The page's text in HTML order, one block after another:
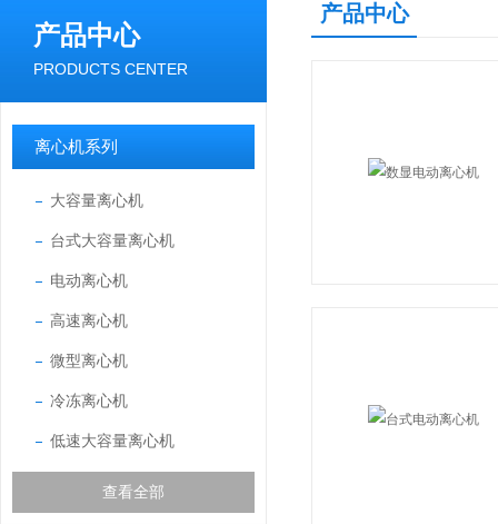
产品中心
PRODUCTS CENTER
离心机系列
大容量离心机
台式大容量离心机
电动离心机
高速离心机
微型离心机
冷冻离心机
低速大容量离心机
查看全部
产品中心